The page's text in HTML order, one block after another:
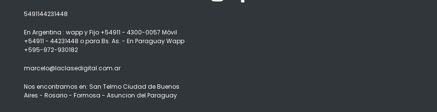
5491144231448
En Argentina : wapp y Fijo +54911 - 4300-0057 Móvil
+54911 - 44231448 o para Bs. As. - En Paraguay Wapp
+595-972-930182
marcelo@laclasedigital.com.ar
Nos encontramos en: San Telmo Ciudad de Buenos
Aires - Rosario - Formosa - Asuncion del Paraguay